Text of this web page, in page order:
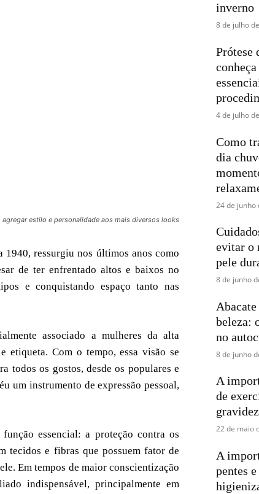
estilo e personalidade aos mais diversos looks
1940, ressurgiu nos últimos anos como
de ter enfrentado altos e baixos no
e conquistando espaço tanto nas
associado a mulheres da alta
etiqueta. Com o tempo, essa visão se
todos os gostos, desde os populares e
um instrumento de expressão pessoal,
essencial: a proteção contra os
tecidos e fibras que possuem fator de
Em tempos de maior conscientização
indispensável, principalmente em
inverno
8 de julho
Prótese
4 de julho
Como
dia
24 de junho
evitar o
pele
8 de junho
beleza:
no
8 de junho
A
de
gravidez
22 de maio
A
pentes